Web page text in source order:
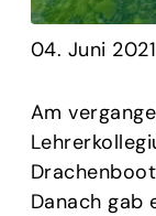
04. Juni 2021
Am
Danach gab